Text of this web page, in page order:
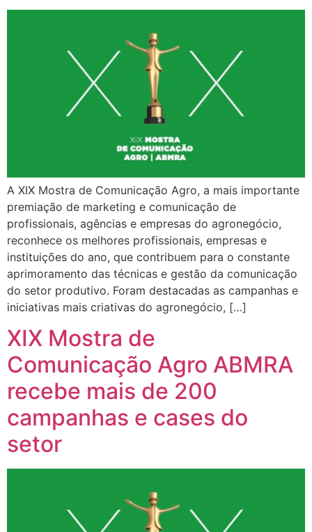
A XIX Mostra de Comunicação Agro, a mais importante
premiação de marketing e comunicação de
profissionais, agências e empresas do agronegócio,
reconhece os melhores profissionais, empresas e
instituições do ano, que contribuem para o constante
aprimoramento das técnicas e gestão da comunicação
do setor produtivo. Foram destacadas as campanhas e
iniciativas mais criativas do agronegócio, […]
XIX Mostra de
Comunicação Agro ABMRA
recebe mais de 200
campanhas e cases do
setor